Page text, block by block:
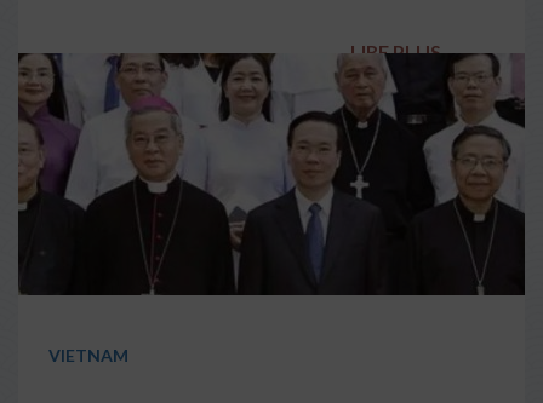
LIRE PLUS →
VIETNAM